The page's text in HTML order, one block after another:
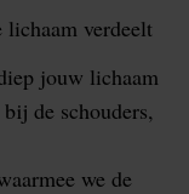
verdeelt
jouw lichaam
de schouders,
we de